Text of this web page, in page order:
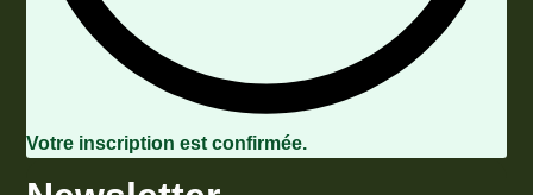
Votre inscription est confirmée.